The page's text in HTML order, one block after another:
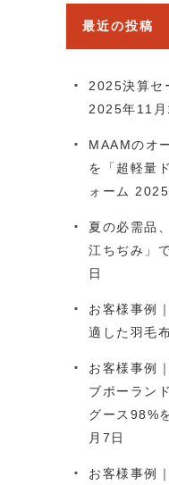
最近の投稿
2025決算セ
2025年11月
MAAMのオ
を「超軽量
ォーム
夏の必需品
江ちぢみ」
日
お客様事例
適した羽毛
お客様事例
ブポーラン
グース98%
月7日
お客様事例